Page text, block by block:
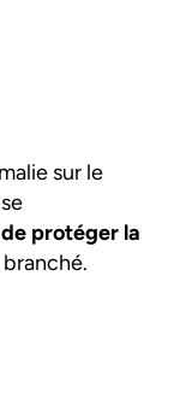
sur le
protéger la